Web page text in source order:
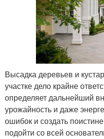
Высадка деревьев и
участке дело крайне
определяет дальнейший
урожайность и даже
ошибок и создать
подойти со всей